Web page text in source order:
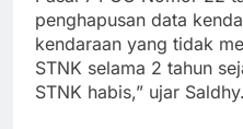
penghapusan data
kendaraan yang tidak
STNK selama 2 tahun
STNK habis,” ujar Saldhy.